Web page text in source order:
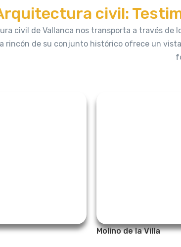
civil:
civil de Vallanca nos transporta a través de
rincón de su conjunto histórico ofrece un
Molino de la Villa